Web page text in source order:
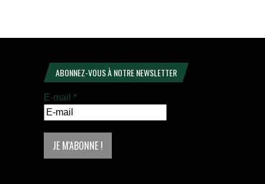
ABONNEZ-VOUS À NOTRE NEWSLETTER
E-mail *